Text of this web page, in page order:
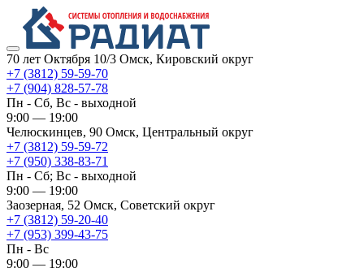
70 лет Октября 10/3 Омск, Кировский округ
+7 (3812) 59-59-70
+7 (904) 828-57-78
Пн - Сб, Вс - выходной
9:00 — 19:00
Челюскинцев, 90 Омск, ​Центральный округ
+7 (3812) 59-59-72
+7 (950) 338-83-71
Пн - Сб; Вс - выходной
9:00 — 19:00
Заозерная, 52 Омск, ​Советский округ
+7 (3812) 59-20-40
+7 (953) 399-43-75
Пн - Вс
9:00 — 19:00